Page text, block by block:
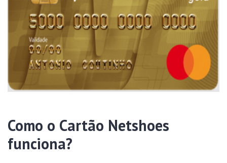
Como o Cartão Netshoes
funciona?